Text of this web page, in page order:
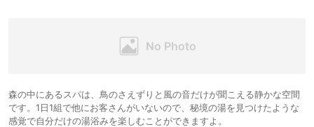
森の中にあるスパは、鳥のさえずりと風の音だけが聞こえる静かな空間
です。1日1組で他にお客さんがいないので、秘境の湯を見つけたような
感覚で自分だけの湯浴みを楽しむことができますよ。